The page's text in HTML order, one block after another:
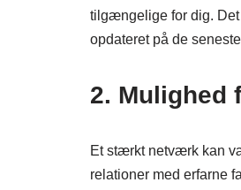
tilgængelige for dig.
opdateret på de
2. Mulighed
Et stærkt netværk kan
relationer med erfarne